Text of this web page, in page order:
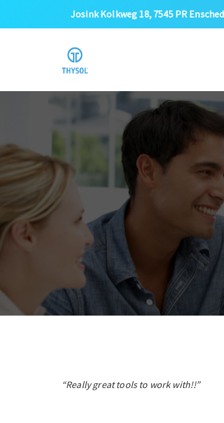
Josink Kolkweg 18, 7545 PR
“Really great tools to work with!!”